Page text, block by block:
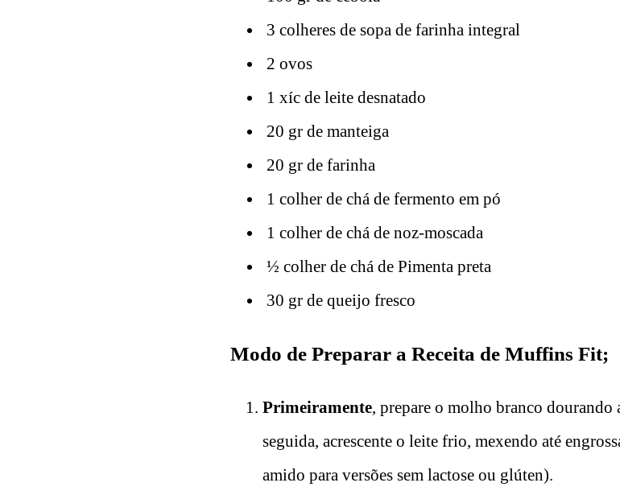
3 colheres de sopa de farinha integral
2 ovos
1 xíc de leite desnatado
20 gr de manteiga
20 gr de farinha
1 colher de chá de fermento em pó
1 colher de chá de noz-moscada
½ colher de chá de Pimenta preta
30 gr de queijo fresco
Modo de Preparar a Receita de Muffins Fit;
Primeiramente, prepare o molho branco dourando
seguida, acrescente o leite frio, mexendo até
amido para versões sem lactose ou glúten).